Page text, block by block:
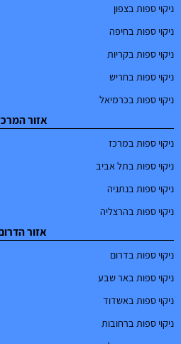
ניקוי ספות בצפון
ניקוי ספות בחיפה
ניקוי ספות בקריות
ניקוי ספות בחריש
ניקוי ספות בכרמיאל
אזור
ניקוי ספות במרכז
ניקוי ספות בתל אביב
ניקוי ספות בנתניה
ניקוי ספות בהרצליה
אזור
ניקוי ספות בדרום
ניקוי ספות באר שבע
ניקוי ספות באשדוד
ניקוי ספות ברחובות